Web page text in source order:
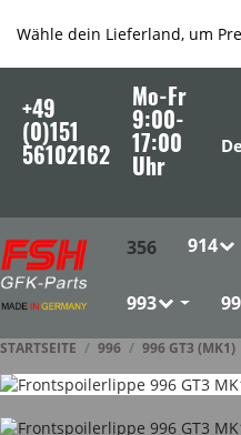
Wähle dein Lieferland, um
+49
(0)151
56102162
Mo-Fr
9:00-
17:00
Uhr
356 914
993
STARTSEITE 996 996 GT3 (MK1)